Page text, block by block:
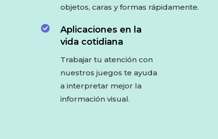
objetos, caras y formas rápidamente.
Aplicaciones en la
vida cotidiana
Trabajar tu atención con
nuestros juegos te ayuda
a interpretar mejor la
información visual.